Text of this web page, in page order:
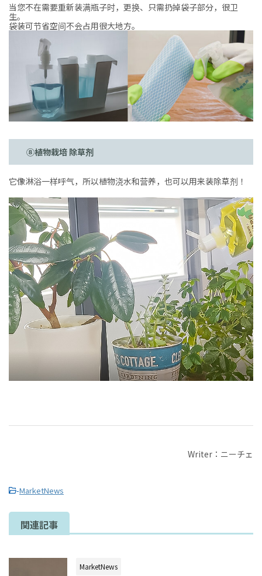
当您不在需要重新装满瓶子时，更换、只需扔掉袋子部分，很卫
生。
袋装可节省空间不会占用很大地方。
⑧植物栽培 除草剂
它像淋浴一样呼气，所以植物浇水和营养，也可以用来装除草剂！
Writer：ニーチェ
-MarketNews
関連記事
MarketNews